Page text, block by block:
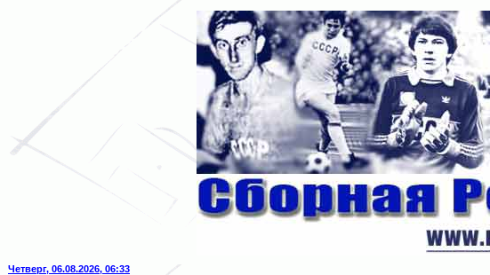
Четверг, 06.08.2026, 06:33